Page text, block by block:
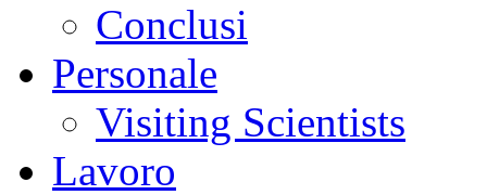
Conclusi
Personale
Visiting Scientists
Lavoro